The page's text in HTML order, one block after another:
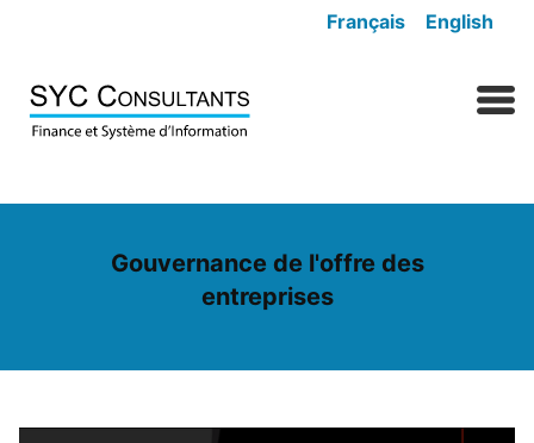
Français English
MENU
Gouvernance de l'offre des
entreprises